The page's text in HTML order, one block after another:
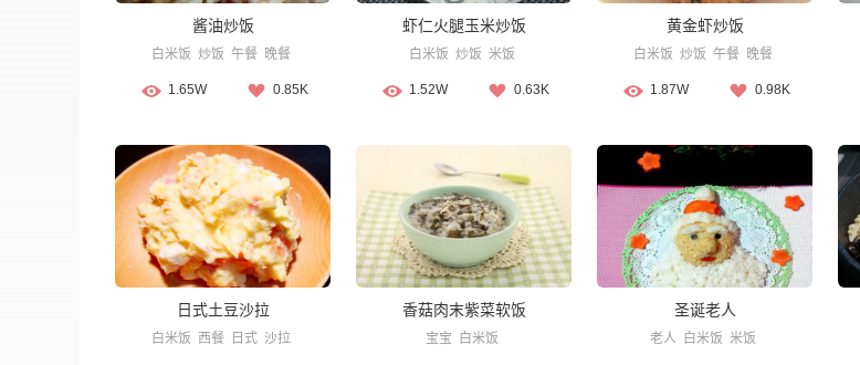
酱油炒饭
白米饭 炒饭 午餐 晚餐
1.65W 0.85K
虾仁火腿玉米炒饭
白米饭 炒饭 米饭
1.52W 0.63K
黄金虾炒饭
白米饭 炒饭 午餐 晚餐
1.87W 0.98K
日式土豆沙拉
白米饭 西餐 日式 沙拉
香菇肉末紫菜软饭
宝宝 白米饭
圣诞老人
老人 白米饭 米饭